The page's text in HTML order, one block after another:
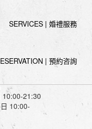
SERVICES | 婚禮服務
| 預約咨詢
10:00-21:30
10:00-